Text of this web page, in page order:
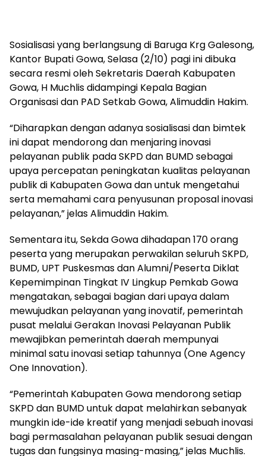
Sosialisasi yang berlangsung di Baruga Krg Galesong,
Kantor Bupati Gowa, Selasa (2/10) pagi ini dibuka
secara resmi oleh Sekretaris Daerah Kabupaten
Gowa, H Muchlis didampingi Kepala Bagian
Organisasi dan PAD Setkab Gowa, Alimuddin Hakim.
“Diharapkan dengan adanya sosialisasi dan bimtek
ini dapat mendorong dan menjaring inovasi
pelayanan publik pada SKPD dan BUMD sebagai
upaya percepatan peningkatan kualitas pelayanan
publik di Kabupaten Gowa dan untuk mengetahui
serta memahami cara penyusunan proposal inovasi
pelayanan,” jelas Alimuddin Hakim.
Sementara itu, Sekda Gowa dihadapan 170 orang
peserta yang merupakan perwakilan seluruh SKPD,
BUMD, UPT Puskesmas dan Alumni/Peserta Diklat
Kepemimpinan Tingkat IV Lingkup Pemkab Gowa
mengatakan, sebagai bagian dari upaya dalam
mewujudkan pelayanan yang inovatif, pemerintah
pusat melalui Gerakan Inovasi Pelayanan Publik
mewajibkan pemerintah daerah mempunyai
minimal satu inovasi setiap tahunnya (One Agency
One Innovation).
“Pemerintah Kabupaten Gowa mendorong setiap
SKPD dan BUMD untuk dapat melahirkan sebanyak
mungkin ide-ide kreatif yang menjadi sebuah inovasi
bagi permasalahan pelayanan publik sesuai dengan
tugas dan fungsinya masing-masing,” jelas Muchlis.